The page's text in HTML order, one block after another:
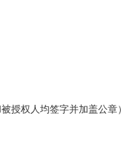
授权人均签字并加盖公章）